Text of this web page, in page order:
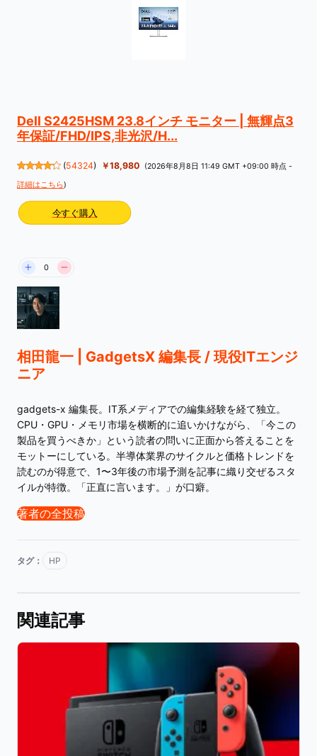
Dell S2425HSM 23.8インチ モニター | 無輝点3
年保証/FHD/IPS,非光沢/H...
(54324) ￥18,980
(2026年8月8日 11:49 GMT +09:00 時点 -
詳細はこちら)
今すぐ購入
0
相田龍一 | GadgetsX 編集長 / 現役ITエンジ
ニア
gadgets-x 編集長。IT系メディアでの編集経験を経て独立。
CPU・GPU・メモリ市場を横断的に追いかけながら、「今この
製品を買うべきか」という読者の問いに正面から答えることを
モットーにしている。半導体業界のサイクルと価格トレンドを
読むのが得意で、1〜3年後の市場予測を記事に織り交ぜるスタ
イルが特徴。「正直に言います。」が口癖。
著者の全投稿
タグ： HP
関連記事